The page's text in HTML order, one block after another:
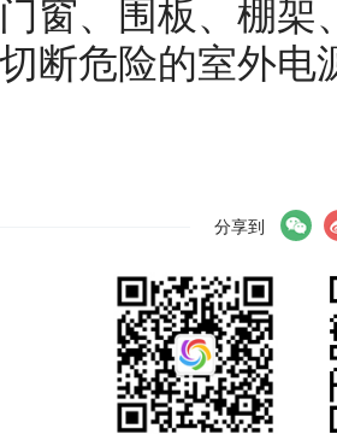
窗、围板、棚架
断危险的室外电
分享到